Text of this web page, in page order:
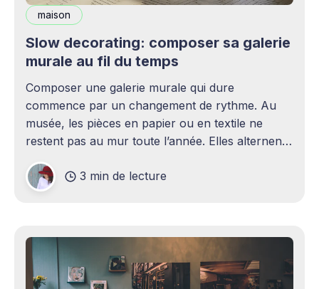
maison
Slow decorating: composer sa galerie
murale au fil du temps
Composer une galerie murale qui dure
commence par un changement de rythme. Au
musée, les pièces en papier ou en textile ne
restent pas au mur toute l’année. Elles alternent
trois à six mois, afin de limiter la lumière et
préserver
3 min de lecture